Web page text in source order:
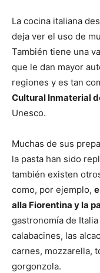
La cocina italiana
deja ver el uso de
También tiene una
que le dan mayor
regiones y es tan
Cultural Inmaterial
Unesco.
Muchas de sus
la pasta han sido
también existen
como, por ejemplo,
alla Fiorentina y la
gastronomía de
calabacines, las
carnes, mozzarella,
gorgonzola.